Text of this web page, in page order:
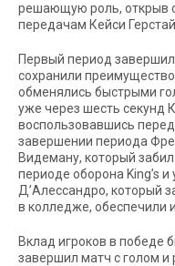
решающую роль, открыв
передачам Кейси
Первый период
сохранили
обменялись быстрыми
уже через шесть секунд
воспользовавшись
завершении периода
Видеману, который
периоде оборона King’s
Д’Алессандро, который
в колледже, обеспечили
Вклад игроков в победе
завершил матч с голом и